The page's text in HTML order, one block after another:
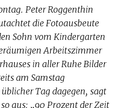
Peter Roggenthin
die Fotoausbeute
Sohn vom Kindergarten
Arbeitszimmer
in aller Ruhe Bilder
am Samstag
Tag dagegen, sagt
aus: „90 Prozent der Zeit